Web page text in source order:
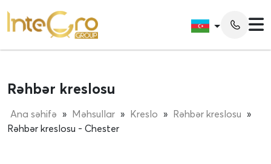
Rəhbər kreslosu
Ana səhifə » Məhsullar » Kreslo » Rəhbər kreslosu »
Rəhbər kreslosu - Chester